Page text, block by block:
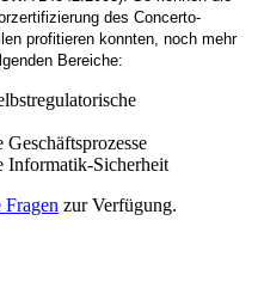
des Concerto-
profitieren konnten, noch mehr
Bereiche:
Informatik-Sicherheit
Fragen zur Verfügung.